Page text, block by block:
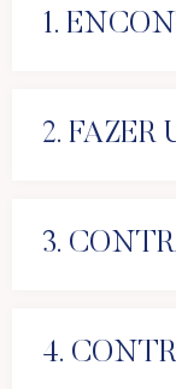
1.
2. FAZER
3.
4.